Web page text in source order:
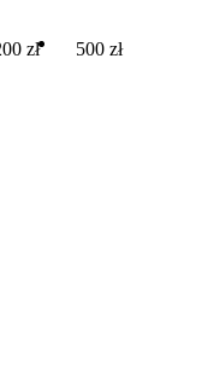
zł 500 zł